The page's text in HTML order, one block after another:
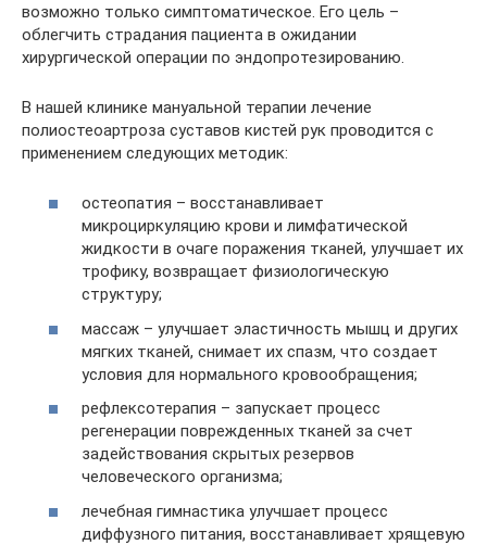
возможно только симптоматическое. Его цель –
облегчить страдания пациента в ожидании
хирургической операции по эндопротезированию.
В нашей клинике мануальной терапии лечение
полиостеоартроза суставов кистей рук проводится с
применением следующих методик:
остеопатия – восстанавливает
микроциркуляцию крови и лимфатической
жидкости в очаге поражения тканей, улучшает их
трофику, возвращает физиологическую
структуру;
массаж – улучшает эластичность мышц и других
мягких тканей, снимает их спазм, что создает
условия для нормального кровообращения;
рефлексотерапия – запускает процесс
регенерации поврежденных тканей за счет
задействования скрытых резервов
человеческого организма;
лечебная гимнастика улучшает процесс
диффузного питания, восстанавливает хрящевую